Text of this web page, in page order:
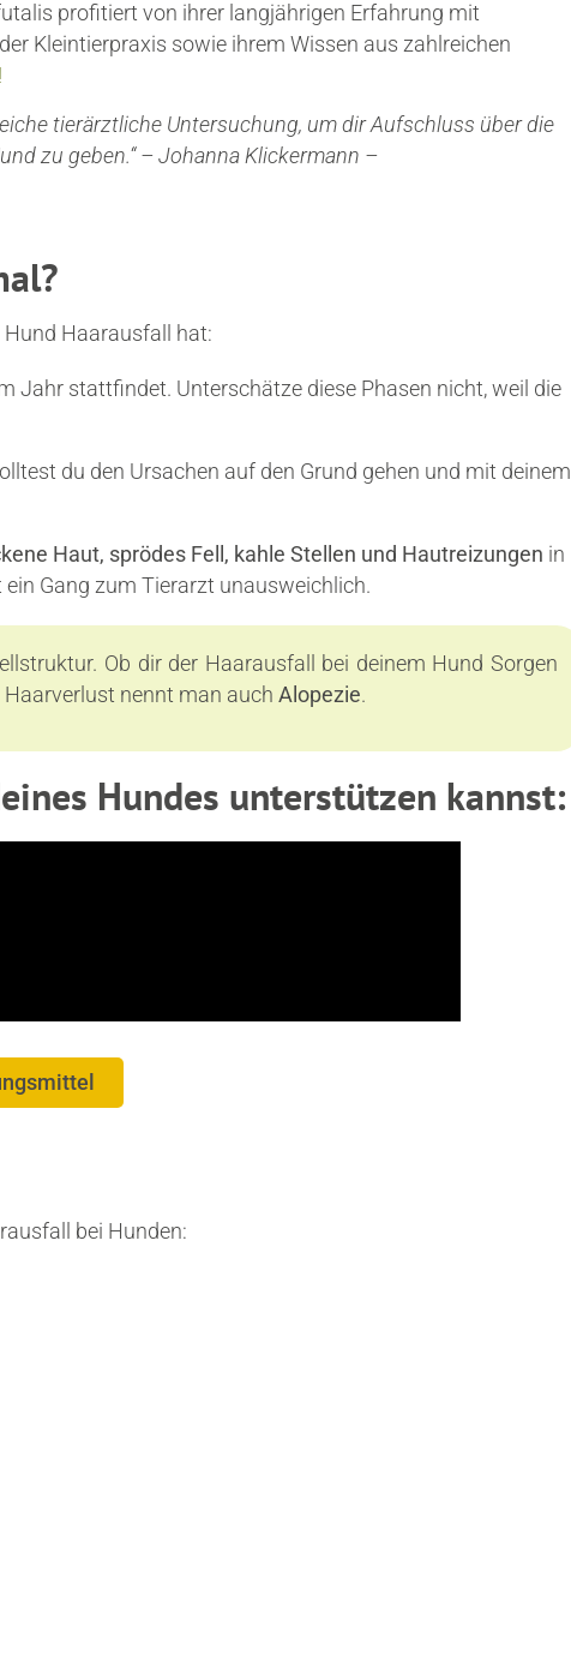
profitiert von ihrer langjährigen Erfahrung mit
Kleintierpraxis sowie ihrem Wissen aus zahlreichen
tierärztliche Untersuchung, um dir Aufschluss über die
zu geben.“ – Johanna Klickermann –
Haarausfall hat:
Jahr stattfindet. Unterschätze diese Phasen nicht, weil die
du den Ursachen auf den Grund gehen und mit deinem
Haut, sprödes Fell, kahle Stellen und Hautreizungen in
Gang zum Tierarzt unausweichlich.
Ob dir der Haarausfall bei deinem Hund Sorgen
nennt man auch Alopezie.
Hundes unterstützen kannst:
bei Hunden: